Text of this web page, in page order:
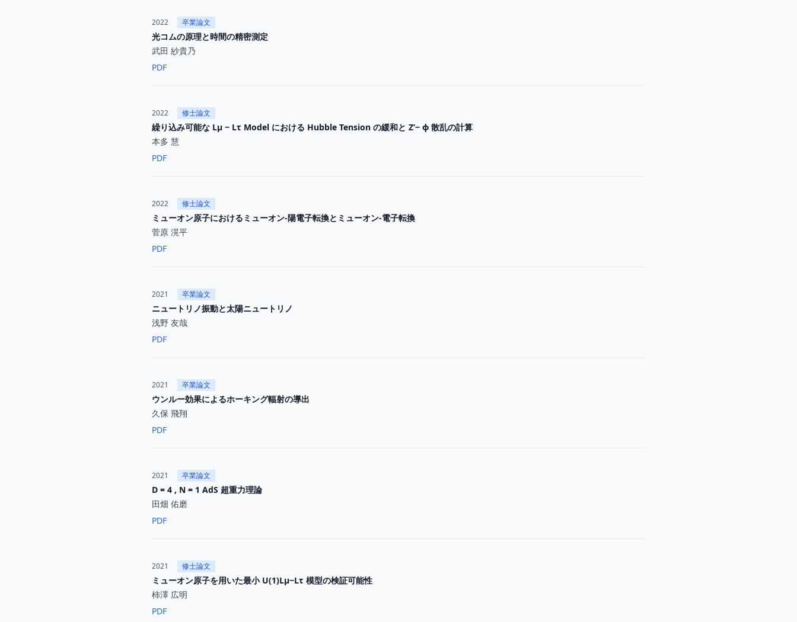
2022 卒業論文
光コムの原理と時間の精密測定
武田 紗貴乃
PDF
2022 修士論文
繰り込み可能な Lµ − Lτ Model における Hubble Tension の緩和と Z’− ϕ 散乱の計算
本多 慧
PDF
2022 修士論文
ミューオン原子におけるミューオン-陽電子転換とミューオン-電子転換
菅原 滉平
PDF
2021 卒業論文
ニュートリノ振動と太陽ニュートリノ
浅野 友哉
PDF
2021 卒業論文
ウンルー効果によるホーキング輻射の導出
久保 飛翔
PDF
2021 卒業論文
D = 4 , N = 1 AdS 超重力理論
田畑 佑磨
PDF
2021 修士論文
ミューオン原子を用いた最小 U(1)Lµ−Lτ 模型の検証可能性
柿澤 広明
PDF